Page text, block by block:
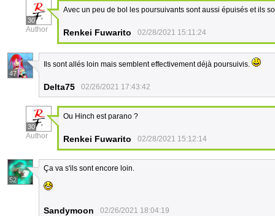
30
Author
Avec un peu de bol les poursuivants sont aussi épuisés et ils
Renkei Fuwarito 02/28/2021 15:11:24
47
Ils sont allés loin mais semblent effectivement déjà poursuivis.
Delta75 02/26/2021 17:43:42
30
Author
Ou Hinch est parano ?
Renkei Fuwarito 02/28/2021 15:12:14
52
Ça va s'ils sont encore loin.
Sandymoon 02/26/2021 18:04:19